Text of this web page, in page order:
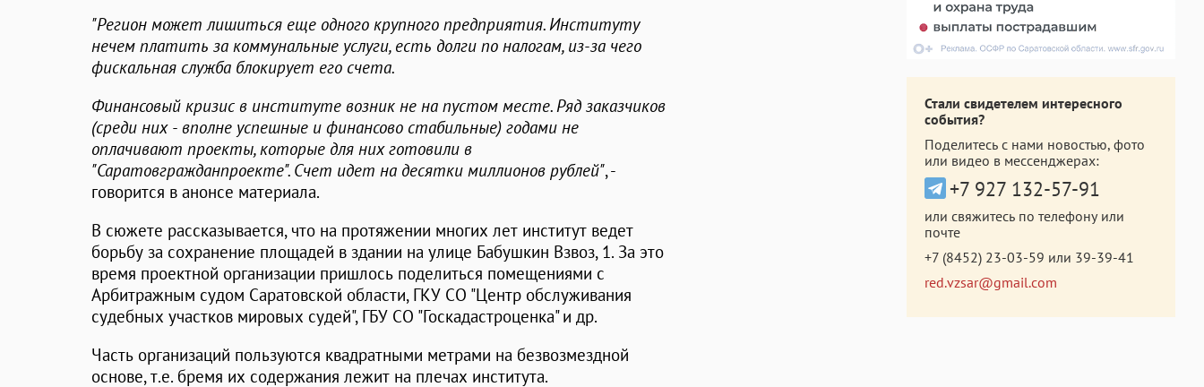
"Регион может лишиться еще одного крупного предприятия. Институту
нечем платить за коммунальные услуги, есть долги по налогам, из-за чего
фискальная служба блокирует его счета.
Финансовый кризис в институте возник не на пустом месте. Ряд заказчиков
(среди них - вполне успешные и финансово стабильные) годами не
оплачивают проекты, которые для них готовили в
"Саратовгражданпроекте". Счет идет на десятки миллионов рублей", -
говорится в анонсе материала.
В сюжете рассказывается, что на протяжении многих лет институт ведет
борьбу за сохранение площадей в здании на улице Бабушкин Взвоз, 1. За это
время проектной организации пришлось поделиться помещениями с
Арбитражным судом Саратовской области, ГКУ СО "Центр обслуживания
судебных участков мировых судей", ГБУ СО "Госкадастроценка" и др.
Часть организаций пользуются квадратными метрами на безвозмездной
основе, т.е. бремя их содержания лежит на плечах института.
Стали свидетелем интересного
события?
Поделитесь с нами новостью, фото
или видео в мессенджерах:
+7 927 132-57-91
или свяжитесь по телефону или
почте
+7 (8452) 23-03-59 или 39-39-41
red.vzsar@gmail.com